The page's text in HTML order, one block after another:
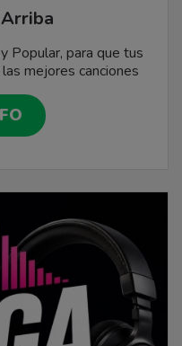
Popular, para que tus
mejores canciones